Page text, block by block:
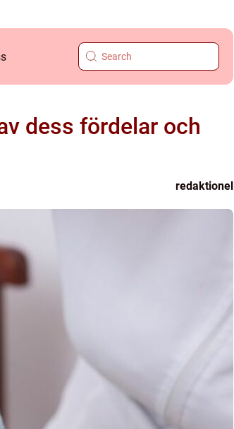
dess fördelar och
redaktionel